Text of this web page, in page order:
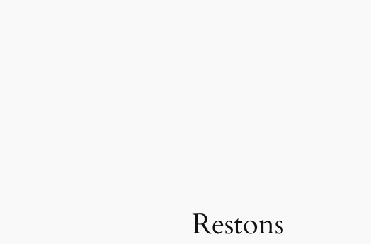
Restons